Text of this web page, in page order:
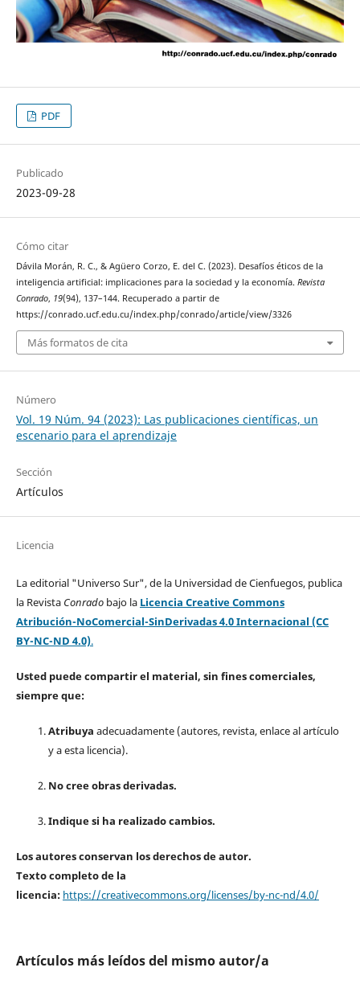
PDF
Publicado
2023-09-28
Cómo citar
Dávila Morán, R. C., & Agüero Corzo, E. del C. (2023). Desafíos éticos de la
inteligencia artificial: implicaciones para la sociedad y la economía. Revista
Conrado, 19(94), 137–144. Recuperado a partir de
https://conrado.ucf.edu.cu/index.php/conrado/article/view/3326
Más formatos de cita
Número
Vol. 19 Núm. 94 (2023): Las publicaciones científicas, un
escenario para el aprendizaje
Sección
Artículos
Licencia
La editorial "Universo Sur", de la Universidad de Cienfuegos, publica
la Revista Conradobajo la Licencia Creative Commons
Atribución-NoComercial-SinDerivadas 4.0 Internacional (CC
BY-NC-ND 4.0).
Usted puede compartir el material, sin fines comerciales,
siempre que:
Atribuya adecuadamente (autores, revista, enlace al artículo
y a esta licencia).
No cree obras derivadas.
Indique si ha realizado cambios.
Los autores conservan los derechos de autor.
Texto completo de la
licencia: https://creativecommons.org/licenses/by-nc-nd/4.0/
Artículos más leídos del mismo autor/a